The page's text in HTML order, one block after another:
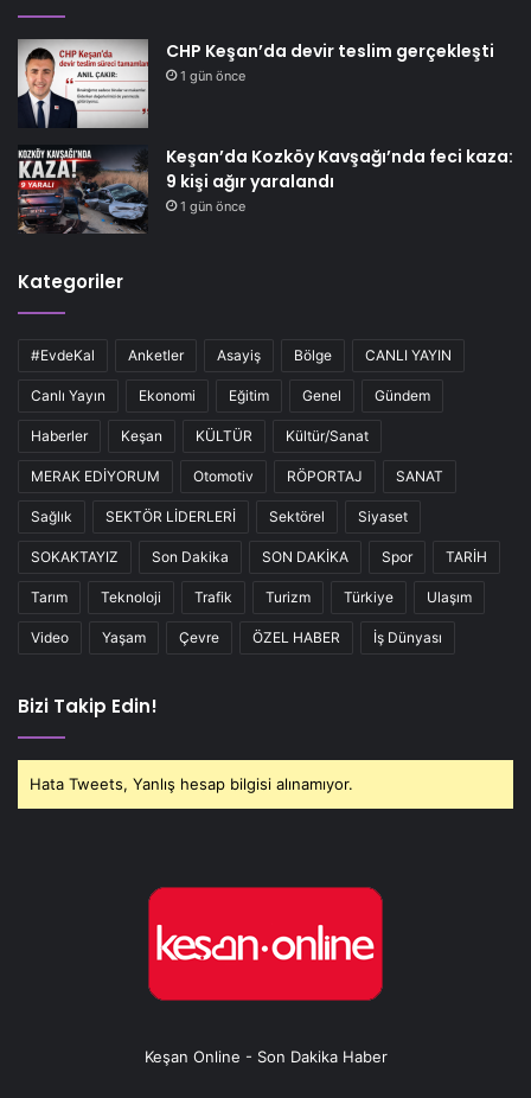
CHP Keşan’da devir teslim gerçekleşti
1 gün önce
Keşan’da Kozköy Kavşağı’nda feci kaza:
9 kişi ağır yaralandı
1 gün önce
Kategoriler
#EvdeKal Anketler Asayiş Bölge CANLI YAYIN
Canlı Yayın Ekonomi Eğitim Genel Gündem
Haberler Keşan KÜLTÜR Kültür/Sanat
MERAK EDİYORUM Otomotiv RÖPORTAJ SANAT
Sağlık SEKTÖR LİDERLERİ Sektörel Siyaset
SOKAKTAYIZ Son Dakika SON DAKİKA Spor TARİH
Tarım Teknoloji Trafik Turizm Türkiye Ulaşım
Video Yaşam Çevre ÖZEL HABER İş Dünyası
Bizi Takip Edin!
Hata Tweets, Yanlış hesap bilgisi alınamıyor.
Keşan Online - Son Dakika Haber